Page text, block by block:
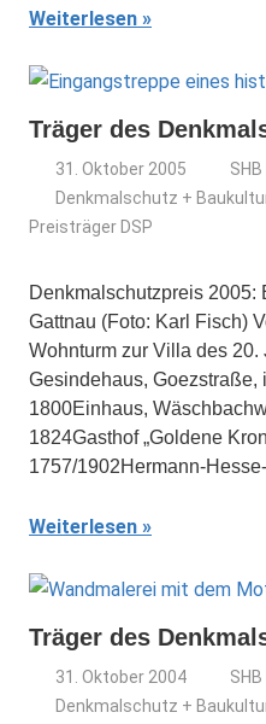
Weiterlesen
Träger des
31. Oktober 2005
Denkmalschutz +
Preisträger DSP
Denkmalschutzpreis 2005:
Gattnau (Foto: Karl Fisch)
Wohnturm zur Villa des
Gesindehaus, Goezstraße,
1800Einhaus,
1824Gasthof „Goldene
1757/1902Hermann-
Weiterlesen
Träger des
31. Oktober 2004
Denkmalschutz +